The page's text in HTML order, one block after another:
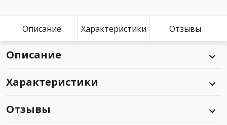
Описание Характеристики Отзывы
Описание
Характеристики
Отзывы